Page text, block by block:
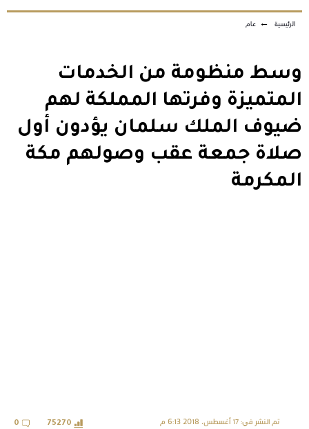
الرئيسية ← عام
وسط منظومة من الخدمات
المتميزة وفرتها المملكة لهم
ضيوف الملك سلمان يؤدون أول
صلاة جمعة عقب وصولهم مكة
المكرمة
تم النشر في: 17 أغسطس، 2018 6:13 م 75270
0